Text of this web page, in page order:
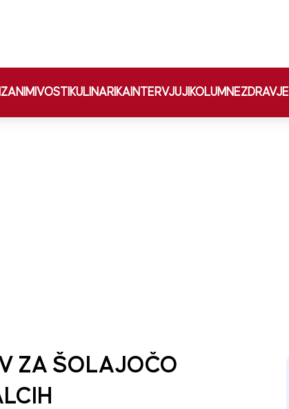
ZANIMIVOSTI KULINARIKA INTERVJUJI KOLUMNEZDRAVJE
ZA ŠOLAJOČO